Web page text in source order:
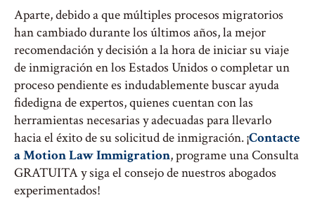
Aparte, debido a que múltiples procesos migratorios
han cambiado durante los últimos años, la mejor
recomendación y decisión a la hora de iniciar su viaje
de inmigración en los Estados Unidos o completar un
proceso pendiente es indudablemente buscar ayuda
fidedigna de expertos, quienes cuentan con las
herramientas necesarias y adecuadas para llevarlo
hacia el éxito de su solicitud de inmigración. ¡Contacte
a Motion Law Immigration, programe una Consulta
GRATUITA y siga el consejo de nuestros abogados
experimentados!